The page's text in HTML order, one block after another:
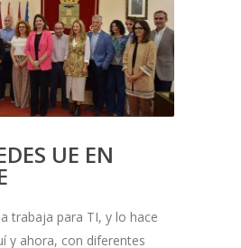
UE EN
trabaja para TI, y lo hace
y ahora, con diferentes